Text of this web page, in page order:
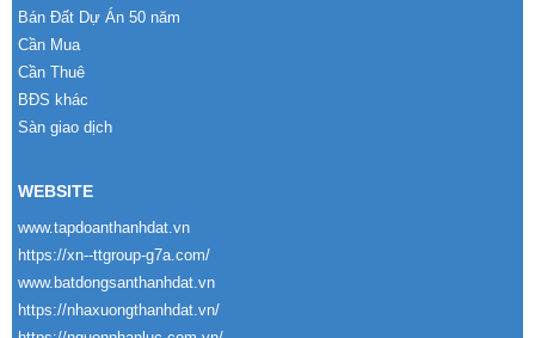
Bán Đất Dự Án 50 năm
Cần Mua
Cần Thuê
BĐS khác
Sàn giao dịch
WEBSITE
www.tapdoanthanhdat.vn
https://xn--ttgroup-g7a.com/
www.batdongsanthanhdat.vn
https://nhaxuongthanhdat.vn/